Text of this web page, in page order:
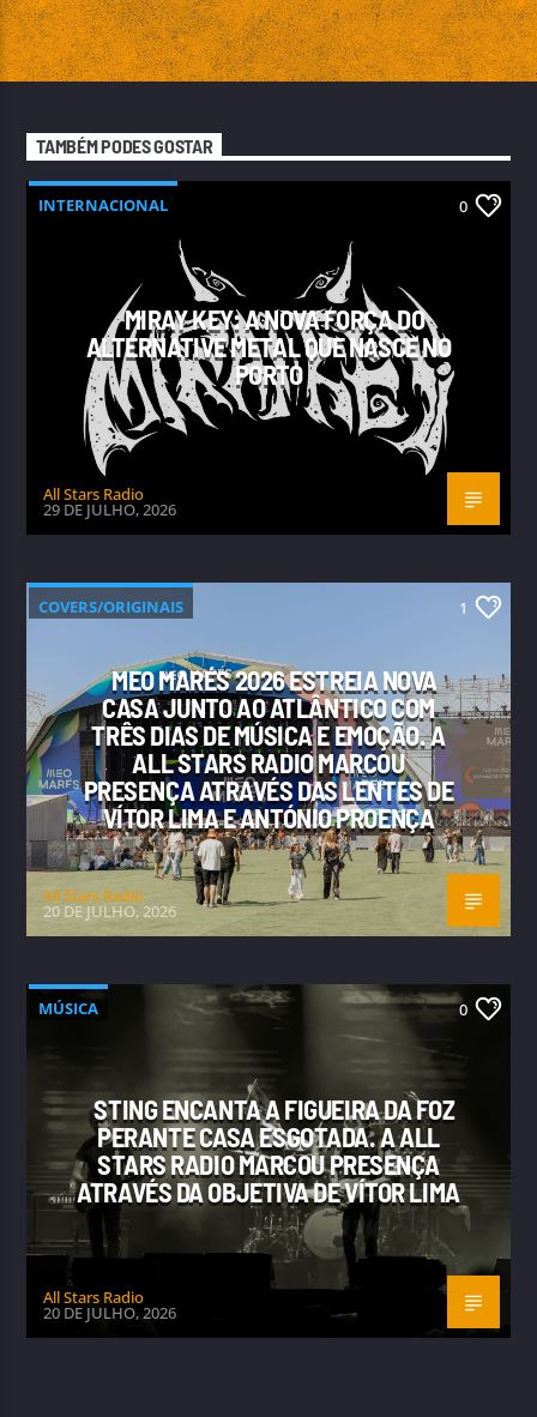
TAMBÉM PODES GOSTAR
INTERNACIONAL 0
MIRAY KEY: A NOVA FORÇA DO
ALTERNATIVE METAL QUE NASCE NO
PORTO
All Stars Radio
29 DE JULHO, 2026
COVERS/ORIGINAIS 1
MEO MARÉS 2026 ESTREIA NOVA
CASA JUNTO AO ATLÂNTICO COM
TRÊS DIAS DE MÚSICA E EMOÇÃO. A
ALL STARS RADIO MARCOU
PRESENÇA ATRAVÉS DAS LENTES DE
VÍTOR LIMA E ANTÓNIO PROENÇA
All Stars Radio
20 DE JULHO, 2026
MÚSICA 0
STING ENCANTA A FIGUEIRA DA FOZ
PERANTE CASA ESGOTADA. A ALL
STARS RADIO MARCOU PRESENÇA
ATRAVÉS DA OBJETIVA DE VÍTOR LIMA
All Stars Radio
20 DE JULHO, 2026